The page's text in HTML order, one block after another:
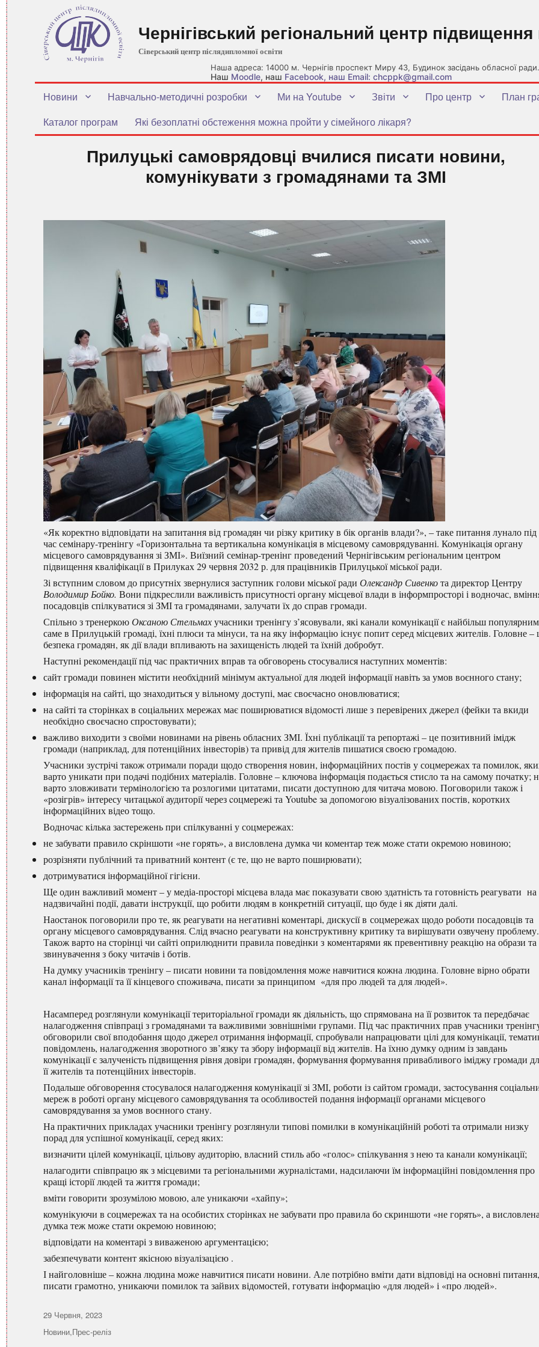
Наша адреса: 14000 м. Чернігів проспект Миру 43, Будинок засідань обласної ради.
Наш Moodle, наш Facebook, наш Email: chcppk@gmail.com
Чернігівський регіональний центр підвищення
Сіверський центр післядипломної освіти
Новини Навчально-методичні розробки Ми на Youtube Звіти Про центр План
Каталог програм
Які безоплатні обстеження можна пройти у сімейного лікаря?
Прилуцькі самоврядовці вчилися писати новини,
комунікувати з громадянами та ЗМІ
«Як коректно відповідати на запитання від громадян чи різку критику в бік органів влади?», ‒ таке питання лунало під
час семінару-тренінгу «Горизонтальна та вертикальна комунікація в місцевому самоврядуванні. Комунікація органу
місцевого самоврядування зі ЗМІ». Виїзний семінар-тренінг проведений Чернігівським регіональним центром
підвищення кваліфікації в Прилуках 29 червня 2032 р. для працівників Прилуцької міської ради.
Зі вступним словом до присутніх звернулися заступник голови міської ради Олександр Сивенкота директор Центру
Володимир Бойко. Вони підкреслили важливість присутності органу місцевої влади в інформпросторі і водночас,
посадовців спілкуватися зі ЗМІ та громадянами, залучати їх до справ громади.
Спільно з тренеркоюОксаною Стельмахучасники тренінгу з’ясовували, які канали комунікації є найбільш
саме в Прилуцькій громаді, їхні плюси та мінуси, та на яку інформацію існує попит серед місцевих жителів. Головне –
безпека громадян, як дії влади впливають на захищеність людей та їхній добробут.
Наступні рекомендації під час практичних вправ та обговорень стосувалися наступних моментів:
сайт громади повинен містити необхідний мінімум актуальної для людей інформації навіть за умов воєнного стану;
інформація на сайті, що знаходиться у вільному доступі, має своєчасно оновлюватися;
на сайті та сторінках в соціальних мережах має поширюватися відомості лише з перевірених джерел (фейки та вкиди
необхідно своєчасно спростовувати);
важливо виходити з своїми новинами на рівень обласних ЗМІ. Їхні публікації та репортажі – це позитивний імідж
громади (наприклад, для потенційних інвесторів) та привід для жителів пишатися своєю громадою.
Учасники зустрічі також отримали поради щодо створення новин, інформаційних постів у соцмережах та помилок,
варто уникати при подачі подібних матеріалів. Головне ‒ ключова інформація подається стисло та на самому початку;
варто зловживати термінологією та розлогими цитатами, писати доступною для читача мовою. Поговорили також і
«розігрів» інтересу читацької аудиторії через cоцмережі та Youtube за допомогою візуалізованих постів, коротких
інформаційних відео тощо.
Водночас кілька застережень при спілкуванні у соцмережах:
не забувати правило скріншоти «не горять», а висловлена думка чи коментар теж може стати окремою новиною;
розрізняти публічний та приватний контент (є те, що не варто поширювати);
дотримуватися інформаційної гігієни.
Ще один важливий момент – у медіа-просторі місцева влада має показувати свою здатність та готовність реагувати на
надзвичайні події, давати інструкції, що робити людям в конкретній ситуації, що буде і як діяти далі.
Наостанок поговорили про те, як реагувати на негативні коментарі, дискусії в соцмережах щодо роботи посадовців та
органу місцевого самоврядування. Слід вчасно реагувати на конструктивну критику та вирішувати озвучену проблему.
Також варто на сторінці чи сайті оприлюднити правила поведінки з коментарями як превентивну реакцію на образи та
звинувачення з боку читачів і ботів.
На думку учасників тренінгу – писати новини та повідомлення може навчитися кожна людина. Головне вірно обрати
канал інформації та її кінцевого споживача, писати за принципом «для про людей та для людей».
Насамперед розглянули комунікації територіальної громади як діяльність, що спрямована на її розвиток та передбачає
налагодження співпраці з громадянами та важливими зовнішніми групами. Під час практичних прав учасники
обговорили свої вподобання щодо джерел отримання інформації, спробували напрацювати цілі для комунікації,
повідомлень, налагодження зворотного зв’язку та збору інформації від жителів. На їхню думку одним із завдань
комунікації є залученість підвищення рівня довіри громадян, формування формування привабливого іміджу громади
її жителів та потенційних інвесторів.
Подальше обговорення стосувалося налагодження комунікації зі ЗМІ, роботи із сайтом громади, застосування
мереж в роботі органу місцевого самоврядування та особливостей подання інформації органами місцевого
самоврядування за умов воєнного стану.
На практичних прикладах учасники тренінгу розглянули типові помилки в комунікаційній роботі та отримали низку
порад для успішної комунікації, серед яких:
визначити цілей комунікації, цільову аудиторію, власний стиль або «голос» спілкування з нею та канали комунікації;
налагодити співпрацю як з місцевими та регіональними журналістами, надсилаючи їм інформаційні повідомлення про
кращі історії людей та життя громади;
вміти говорити зрозумілою мовою, але уникаючи «хайпу»;
комунікуючи в соцмережах та на особистих сторінках не забувати про правила бо скриншоти «не горять», а
думка теж може стати окремою новиною;
відповідати на коментарі з виваженою аргументацією;
забезпечувати контент якісною візуалізацією .
І найголовніше ‒ кожна людина може навчитися писати новини. Але потрібно вміти дати відповіді на основні питання,
писати грамотно, уникаючи помилок та зайвих відомостей, готувати інформацію «для людей» і «про людей».
Оприлюднено
29 Червня, 2023
Категорії
Новини,Прес-реліз